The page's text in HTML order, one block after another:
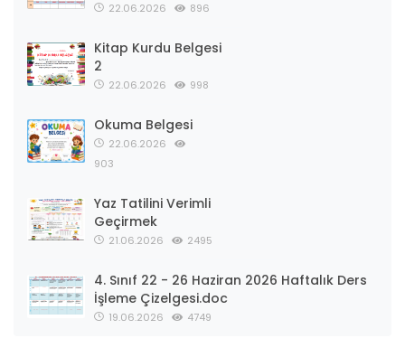
22.06.2026 896
Kitap Kurdu Belgesi
2
22.06.2026 998
Okuma Belgesi
22.06.2026
903
Yaz Tatilini Verimli
Geçirmek
21.06.2026 2495
4. Sınıf 22 - 26 Haziran 2026 Haftalık Ders
İşleme Çizelgesi.doc
19.06.2026 4749